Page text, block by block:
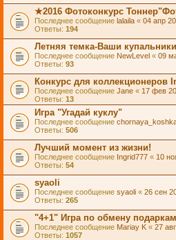
★2016 Фотоконкурс
Последнее сообщение lalaila « 04 апр
Ответы: 194
Летняя темка-Ваши
Последнее сообщение NewLevel « 09
Ответы: 93
Конкурс для коллекционеров
Последнее сообщение Jane « 17 фев
Ответы: 13
Игра "Угадай куклу"
Последнее сообщение
Ответы: 506
Лучший момент из жизни!
Последнее сообщение Ingrid777 « 10
Ответы: 54
syaoli
Последнее сообщение syaoli « 26 сен
Ответы: 265
"4+1" Игра по обмену
Последнее сообщение Mariay K « 27
Ответы: 1057